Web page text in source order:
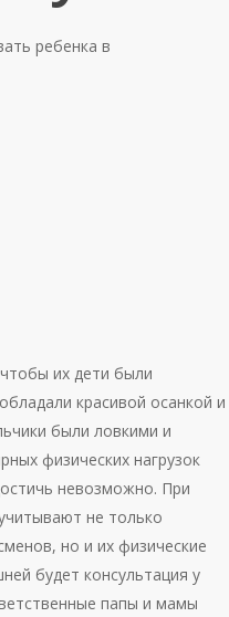
ребенка в
их дети были
красивой осанкой и
были ловкими и
физических нагрузок
невозможно. При
не только
но и их физические
будет консультация у
папы и мамы